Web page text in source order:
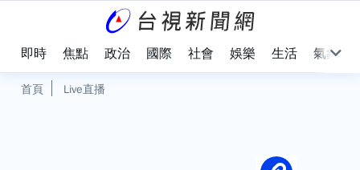
即時 焦點 政治 國際 社會 娛樂 生活 氣象
首頁 Live直播